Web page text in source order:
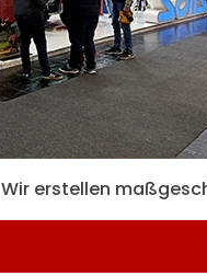
Wir erstellen